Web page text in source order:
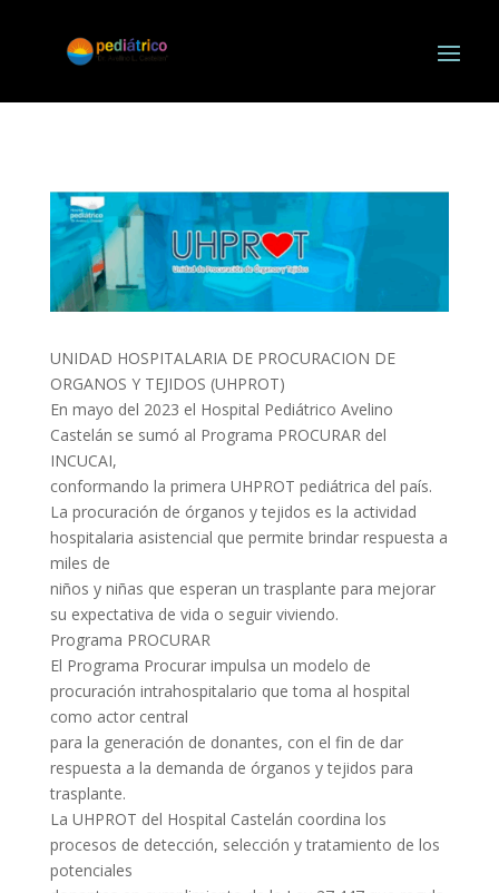
UNIDAD HOSPITALARIA DE PROCURACION DE
ORGANOS Y TEJIDOS (UHPROT)
En mayo del 2023 el Hospital Pediátrico Avelino
Castelán se sumó al Programa PROCURAR del
INCUCAI,
conformando la primera UHPROT pediátrica del país.
La procuración de órganos y tejidos es la actividad
hospitalaria asistencial que permite brindar respuesta a
miles de
niños y niñas que esperan un trasplante para mejorar
su expectativa de vida o seguir viviendo.
Programa PROCURAR
El Programa Procurar impulsa un modelo de
procuración intrahospitalario que toma al hospital
como actor central
para la generación de donantes, con el fin de dar
respuesta a la demanda de órganos y tejidos para
trasplante.
La UHPROT del Hospital Castelán coordina los
procesos de detección, selección y tratamiento de los
potenciales